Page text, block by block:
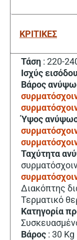
ΚΡΙΤΙΚΕΣ
Τάση : 220-
Ισχύς εισόδου
Βάρος
Ύψος
Ταχύτητα
συρματόσχοι
Διακόπτης
Τερματικό
Κατηγορία
Βάρος : 30 Kg